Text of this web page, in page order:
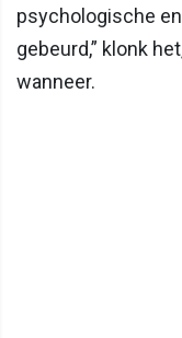
psychologische
gebeurd,” klonk
wanneer.